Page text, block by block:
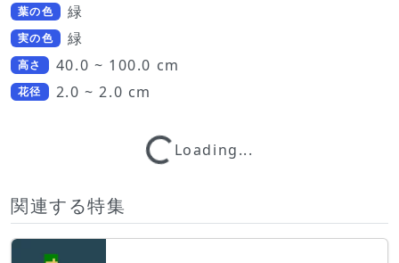
葉の色 緑
実の色 緑
高さ 40.0 ~ 100.0 cm
花径 2.0 ~ 2.0 cm
Loading...Loading...
関連する特集